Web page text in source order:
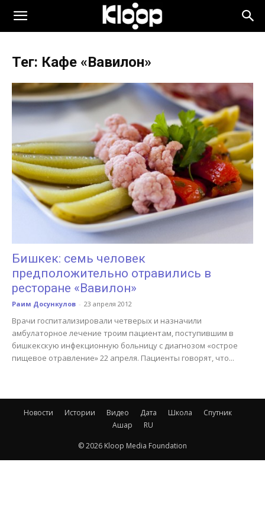
KLOOP.KG
Новости
Кыргызстана
Тег: Кафе «Вавилон»
Бишкек: семь человек
предположительно отравились в
ресторане «Вавилон»
Раим Досункулов - 23 апреля 2012
Врачи госпитализировали четверых и назначили
амбулаторное лечение троим пациентам, поступившим в
бишкекскую инфекционную больницу с диагнозом «острое
пищевое отравление» 22 апреля. Пациенты говорят, что...
Новости Истории Видео Дата Школа
Спутник
Ашар
RU
© 2026 Kloop Media Foundation